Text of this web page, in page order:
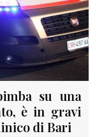
su una
è in gravi
di Bari